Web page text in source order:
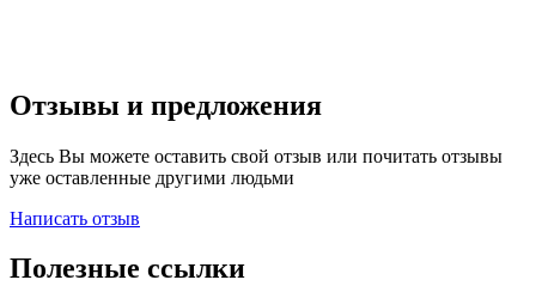
Отзывы и предложения
Здесь Вы можете оставить свой отзыв или почитать отзывы
уже оставленные другими людьми
Написать отзыв
Полезные ссылки